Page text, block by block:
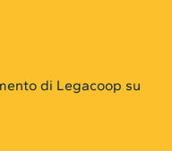
di Legacoop su